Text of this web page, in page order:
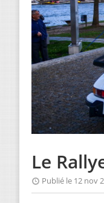
Le
Publié le 12 nov